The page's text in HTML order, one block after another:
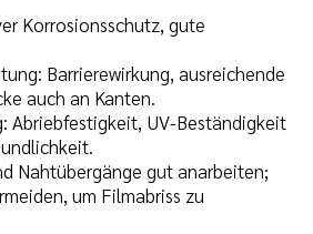
Korrosionsschutz, gute
Barrierewirkung, ausreichende
auch an Kanten.
Abriebfestigkeit, UV-Beständigkeit
Nahtübergänge gut anarbeiten;
um Filmabriss zu